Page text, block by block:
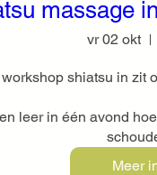
massage
vr 02 okt
shiatsu in zit
leer in één avond
Meer